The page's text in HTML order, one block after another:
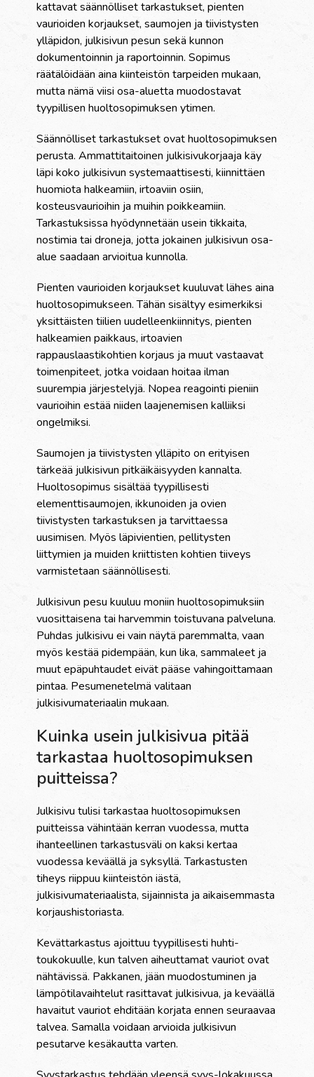
kattavat säännölliset tarkastukset, pienten
vaurioiden korjaukset, saumojen ja tiivistysten
ylläpidon, julkisivun pesun sekä kunnon
dokumentoinnin ja raportoinnin. Sopimus
räätälöidään aina kiinteistön tarpeiden mukaan,
mutta nämä viisi osa-aluetta muodostavat
tyypillisen huoltosopimuksen ytimen.
Säännölliset tarkastukset ovat huoltosopimuksen
perusta. Ammattitaitoinen julkisivukorjaaja käy
läpi koko julkisivun systemaattisesti, kiinnittäen
huomiota halkeamiin, irtoaviin osiin,
kosteusvaurioihin ja muihin poikkeamiin.
Tarkastuksissa hyödynnetään usein tikkaita,
nostimia tai droneja, jotta jokainen julkisivun osa-
alue saadaan arvioitua kunnolla.
Pienten vaurioiden korjaukset kuuluvat lähes aina
huoltosopimukseen. Tähän sisältyy esimerkiksi
yksittäisten tiilien uudelleenkiinnitys, pienten
halkeamien paikkaus, irtoavien
rappauslaastikohtien korjaus ja muut vastaavat
toimenpiteet, jotka voidaan hoitaa ilman
suurempia järjestelyjä. Nopea reagointi pieniin
vaurioihin estää niiden laajenemisen kalliiksi
ongelmiksi.
Saumojen ja tiivistysten ylläpito on erityisen
tärkeää julkisivun pitkäikäisyyden kannalta.
Huoltosopimus sisältää tyypillisesti
elementtisaumojen, ikkunoiden ja ovien
tiivistysten tarkastuksen ja tarvittaessa
uusimisen. Myös läpivientien, pellitysten
liittymien ja muiden kriittisten kohtien tiiveys
varmistetaan säännöllisesti.
Julkisivun pesu kuuluu moniin huoltosopimuksiin
vuosittaisena tai harvemmin toistuvana palveluna.
Puhdas julkisivu ei vain näytä paremmalta, vaan
myös kestää pidempään, kun lika, sammaleet ja
muut epäpuhtaudet eivät pääse vahingoittamaan
pintaa. Pesumenetelmä valitaan
julkisivumateriaalin mukaan.
Kuinka usein julkisivua pitää
tarkastaa huoltosopimuksen
puitteissa?
Julkisivu tulisi tarkastaa huoltosopimuksen
puitteissa vähintään kerran vuodessa, mutta
ihanteellinen tarkastusväli on kaksi kertaa
vuodessa keväällä ja syksyllä. Tarkastusten
tiheys riippuu kiinteistön iästä,
julkisivumateriaalista, sijainnista ja aikaisemmasta
korjaushistoriasta.
Kevättarkastus ajoittuu tyypillisesti huhti-
toukokuulle, kun talven aiheuttamat vauriot ovat
nähtävissä. Pakkanen, jään muodostuminen ja
lämpötilavaihtelut rasittavat julkisivua, ja keväällä
havaitut vauriot ehditään korjata ennen seuraavaa
talvea. Samalla voidaan arvioida julkisivun
pesutarve kesäkautta varten.